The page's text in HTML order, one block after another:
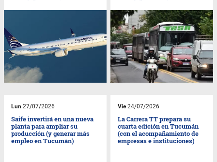
Lun 27/07/2026
Saife invertirá en una nueva
planta para ampliar su
producción (y generar más
empleo en Tucumán)
Vie24/07/2026
La Carrera TT prepara su
cuarta edición en Tucumán
(con el acompañamiento de
empresas e instituciones)